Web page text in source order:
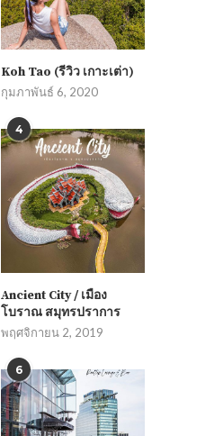
Koh Tao (รีวิว เกาะเต่า)
กุมภาพันธ์ 6, 2020
4
Ancient City / เมือง
โบราณ สมุทรปราการ
พฤศจิกายน 2, 2019
6